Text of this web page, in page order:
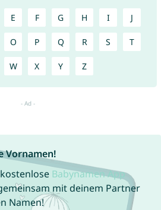
E F G H I J
O P Q R S T
W X Y Z
Vornamen!
Babynamen App
mit deinem Partner
Namen!